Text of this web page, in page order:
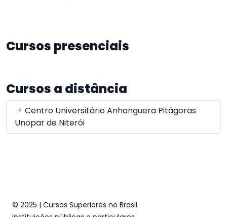
Cursos presenciais
Cursos a distância
Centro Universitário Anhanguera Pitágoras
Unopar de Niterói
© 2025 | Cursos Superiores no Brasil